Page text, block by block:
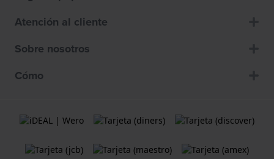
Atención al cliente
Sobre nosotros
Cómo